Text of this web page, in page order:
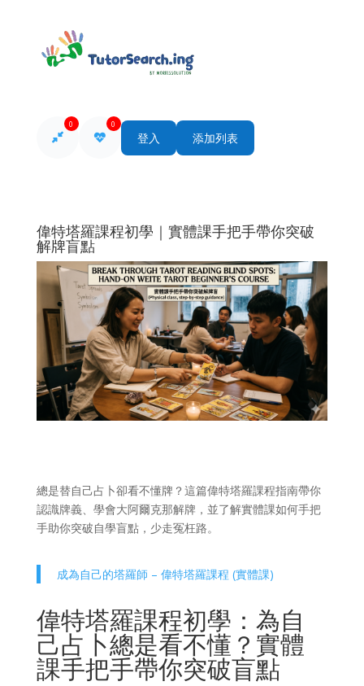
0 0
登入 添加列表
偉特塔羅課程初學｜實體課手把手帶你突破
解牌盲點
總是替自己占卜卻看不懂牌？這篇偉特塔羅課程指南帶你
認識牌義、學會大阿爾克那解牌，並了解實體課如何手把
手助你突破自學盲點，少走冤枉路。
成為自己的塔羅師 – 偉特塔羅課程 (實體課)
偉特塔羅課程初學：為自
己占卜總是看不懂？實體
課手把手帶你突破盲點